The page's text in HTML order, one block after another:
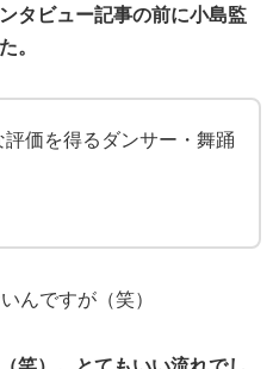
ビュー記事の前に小島監
。
評価を得るダンサー・舞踊
んですが（笑）